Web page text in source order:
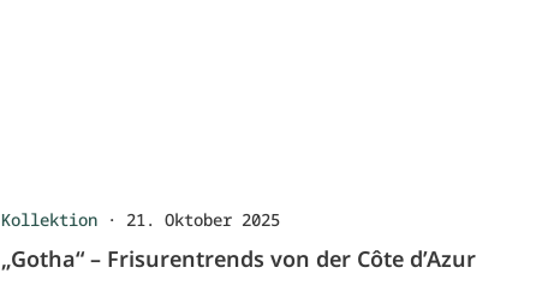
Kollektion· 21. Oktober 2025
„Gotha“ – Frisurentrends von der Côte d’Azur